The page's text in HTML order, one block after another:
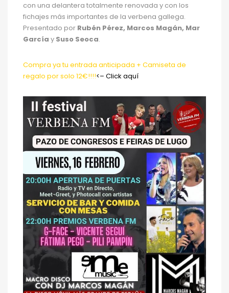
con una delantera totalmente renovada y con los
fichajes más importantes de la verbena gallega.
Presentado por Rubén Pérez, Marcos Magán, Mar
García y Suso Seoca.
Compra ya tu entrada anticipada + Camiseta de
regalo por solo 12€!!!!<– Click aquí